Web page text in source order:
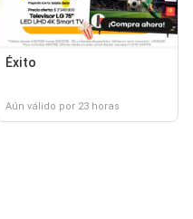
Éxito
Aún válido por 23 horas